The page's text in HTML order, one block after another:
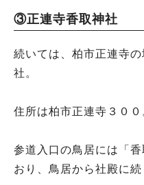
③正連寺香取神社
続いては、柏市正連寺
社。
住所は柏市正連寺３００
参道入口の鳥居には「
おり、鳥居から社殿に続